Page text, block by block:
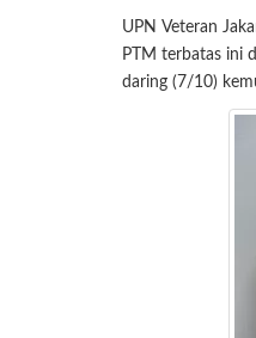
UPN Veteran
PTM terbatas ini
daring (7/10)